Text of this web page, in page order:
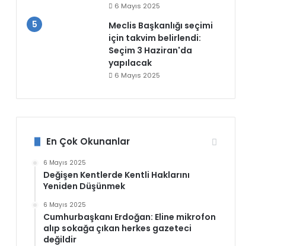
6 Mayıs 2025
Meclis Başkanlığı seçimi
için takvim belirlendi:
Seçim 3 Haziran'da
yapılacak
6 Mayıs 2025
En Çok Okunanlar
6 Mayıs 2025
Değişen Kentlerde Kentli Haklarını
Yeniden Düşünmek
6 Mayıs 2025
Cumhurbaşkanı Erdoğan: Eline mikrofon
alıp sokağa çıkan herkes gazeteci
değildir